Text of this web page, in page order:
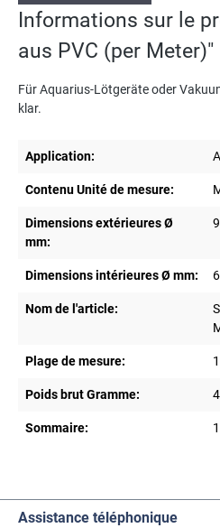
Informations sur le
aus PVC (per Meter)"
Für Aquarius-Lötgeräte oder
klar.
Application:
Contenu Unité de mesure:
Dimensions extérieures Ø
mm:
Dimensions intérieures Ø mm:
Nom de l'article:
Plage de mesure:
Poids brut Gramme:
Sommaire:
Assistance téléphonique